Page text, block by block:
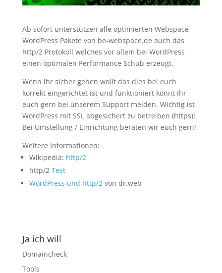
Ab sofort unterstützen alle optimierten Webspace
WordPress Pakete von be-webspace.de auch das
http/2 Protokoll welches vor allem bei WordPress
einen optimalen Performance Schub erzeugt.
Wenn ihr sicher gehen wollt das dies bei euch
korrekt eingerichtet ist und funktioniert könnt ihr
euch gern bei unserem Support melden. Wichtig ist
WordPress mit SSL abgesichert zu betreiben (https)!
Bei Umstellung / Einrichtung beraten wir euch gern!
Weitere Informationen:
Wikipedia: http/2
http/2 Test
WordPress und http/2von dr.web
Ja ich will
Domaincheck
Tools